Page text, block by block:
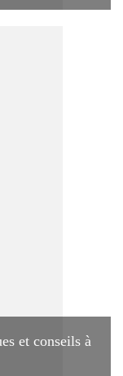
et conseils à